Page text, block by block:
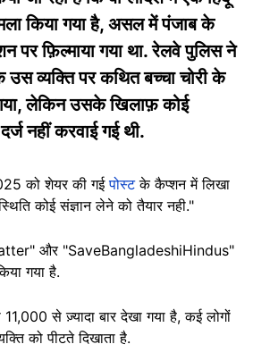
किया गया है, असल में पंजाब के
पर फ़िल्माया गया था. रेलवे पुलिस ने
उस व्यक्ति पर कथित बच्चा चोरी के
लेकिन उसके खिलाफ़ कोई
नहीं करवाई गई थी.
को शेयर की गईपोस्टके कैप्शन में लिखा
कोई संज्ञान लेने को तैयार नही."
और "SaveBangladeshiHindus"
गया है.
से ज़्यादा बार देखा गया है, कई लोगों
को पीटते दिखाता है.